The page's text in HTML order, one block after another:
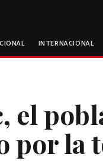
INTERNACIONAL
el
por la